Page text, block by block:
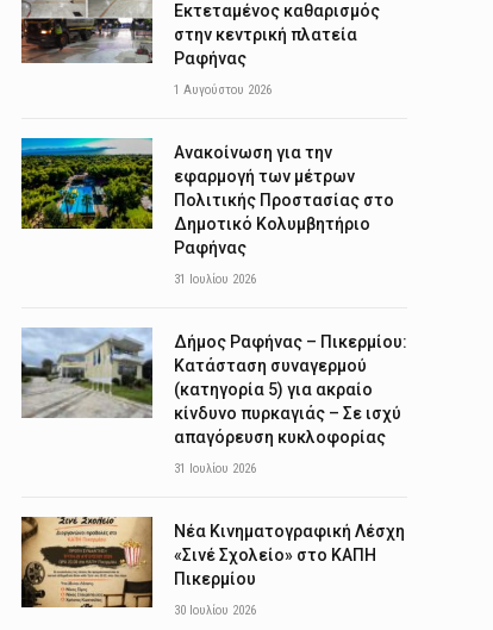
Εκτεταμένος καθαρισμός
στην κεντρική πλατεία
Ραφήνας
1 Αυγούστου 2026
Ανακοίνωση για την
εφαρμογή των μέτρων
Πολιτικής Προστασίας στο
Δημοτικό Κολυμβητήριο
Ραφήνας
31 Ιουλίου 2026
Δήμος Ραφήνας – Πικερμίου:
Κατάσταση συναγερμού
(κατηγορία 5) για ακραίο
κίνδυνο πυρκαγιάς – Σε ισχύ
απαγόρευση κυκλοφορίας
31 Ιουλίου 2026
Νέα Κινηματογραφική Λέσχη
«Σινέ Σχολείο» στο ΚΑΠΗ
Πικερμίου
30 Ιουλίου 2026